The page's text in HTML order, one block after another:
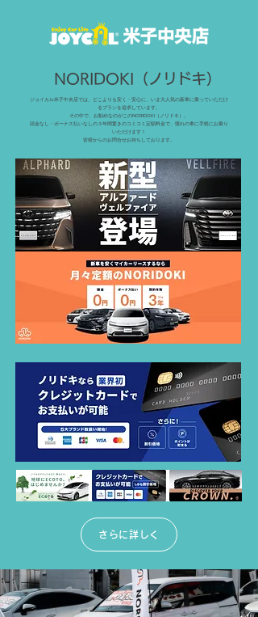
NORIDOKI（ノリドキ）
ジョイカル米子中央店では、どこよりも安く・安心に、いま大人気の新車に乗っていただけ
るプランを追求しています。
その中で、お勧めなのがこのNORIDOKI（ノリドキ）。
頭金なし・ボーナス払いなしの３年間驚きのコミコミ定額料金で、憧れの車に手軽にお乗り
いただけます！
皆様からのお問合せお待ちしております。
さらに詳しく